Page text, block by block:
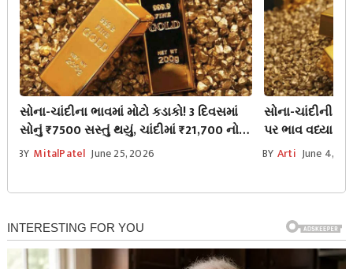
સોના-ચાંદીના ભાવમાં મોટો કડાકો! 3 દિવસમાં
સોનું ₹7500 સસ્તું થયું, ચાંદીમાં ₹21,700 નો
ભયંકર ઘટાડો; જાણો આજનો નવો ભાવ
BY MitalPatel June 25, 2026
સોના-ચાંદીની
પર ભાવ વધ્યા,
BY Arti June 4,